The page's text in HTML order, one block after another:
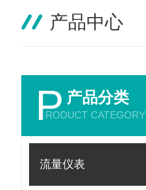
产品中心
P 产品分类
RODUCT CATEGORY
流量仪表